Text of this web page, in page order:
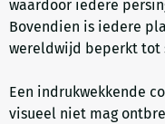
waardoor iedere
Bovendien is iedere
wereldwijd beperkt tot
Een indrukwekkende
visueel niet mag